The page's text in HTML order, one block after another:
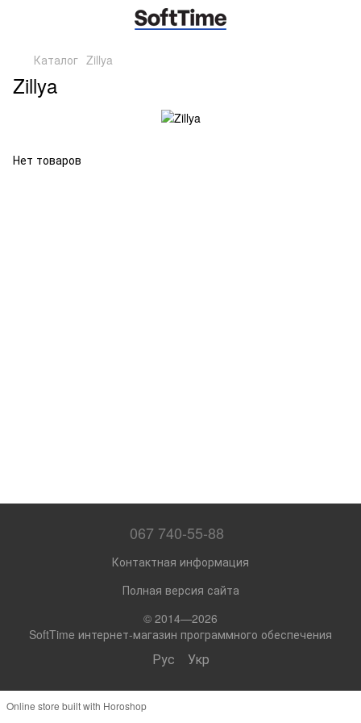
Каталог Zillya
Zillya
Нет товаров
067 740-55-88
Контактная информация
Полная версия сайта
© 2014—2026
SoftTime интернет-магазин программного обеспечения
Рус Укр
Online store built with Horoshop